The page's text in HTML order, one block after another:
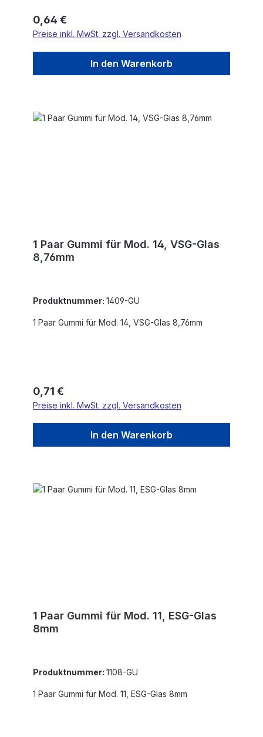
Regulärer Preis:
0,64 €
Preise inkl. MwSt. zzgl. Versandkosten
In den Warenkorb
1 Paar Gummi für Mod. 14, VSG-Glas
8,76mm
Produktnummer: 1409-GU
1 Paar Gummi für Mod. 14, VSG-Glas 8,76mm
Regulärer Preis:
0,71 €
Preise inkl. MwSt. zzgl. Versandkosten
In den Warenkorb
1 Paar Gummi für Mod. 11, ESG-Glas
8mm
Produktnummer: 1108-GU
1 Paar Gummi für Mod. 11, ESG-Glas 8mm